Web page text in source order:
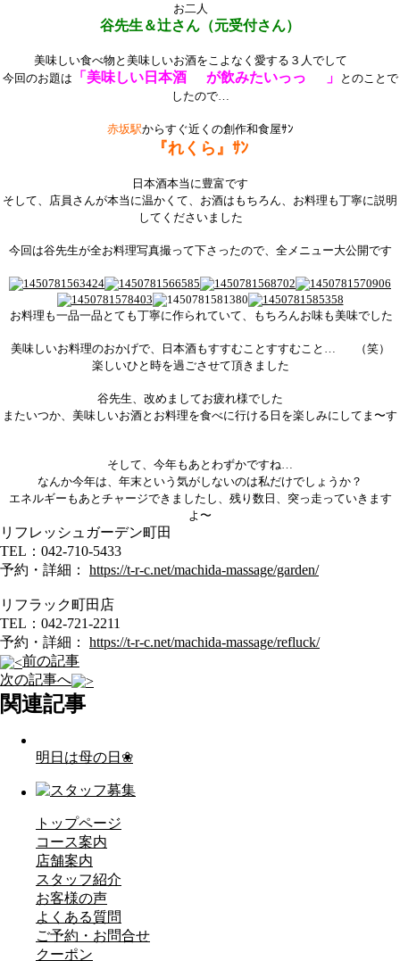
お二人
谷先生＆辻さん（元受付さん）
美味しい食べ物と美味しいお酒をこよなく愛する３人でして
今回のお題は 「美味しい日本酒 が飲みたいっっ 」
とのことで
したので…
赤坂駅からすぐ近くの創作和食屋ｻﾝ
『れくら』ｻﾝ
日本酒本当に豊富です
そして、店員さんが本当に温かくて、お酒はもちろん、お料理も丁寧に説明
してくださいました
今回は谷先生が全お料理写真撮って下さったので、全メニュー大公開です
お料理も一品一品とても丁寧に作られていて、もちろんお味も美味でした
美味しいお料理のおかげで、日本酒もすすむことすすむこと…
（笑）
楽しいひと時を過ごさせて頂きました
谷先生、改めましてお疲れ様でした
またいつか、美味しいお酒とお料理を食べに行ける日を楽しみにしてま〜す
そして、今年もあとわずかですね…
なんか今年は、年末という気がしないのは私だけでしょうか？
エネルギーもあとチャージできましたし、残り数日、突っ走っていきます
よ〜
リフレッシュガーデン町田
TEL：042-710-5433
予約・詳細： https://t-r-c.net/machida-massage/garden/
リフラック町田店
TEL：042-721-2211
予約・詳細： https://t-r-c.net/machida-massage/refluck/
前の記事
次の記事へ
関連記事
明日は母の日❀
トップページ
コース案内
店舗案内
スタッフ紹介
お客様の声
よくある質問
ご予約・お問合せ
クーポン